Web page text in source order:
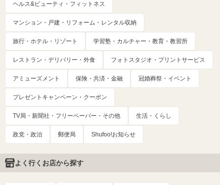
ヘルス&ビューティ・フィットネス
マンション・戸建・リフォーム・レンタル収納
旅行・ホテル・リゾート 学習塾・カルチャー・教育・教習所
レストラン・デリバリー・外食 フォトスタジオ・プリントサービス
アミューズメント 保険・共済・金融 冠婚葬祭・イベント
プレゼントキャンペーン・クーポン
TV局・新聞社・フリーペーパー・その他 生活・くらし
政党・政治 郵便局 Shufoo!お知らせ
よく行くお店から探す